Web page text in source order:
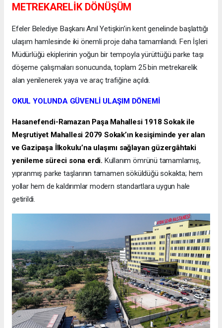
METREKARELİK DÖNÜŞÜM
Efeler Belediye Başkanı Anıl Yetişkin’in kent genelinde başlattığı
ulaşım hamlesinde iki önemli proje daha tamamlandı. Fen İşleri
Müdürlüğü ekiplerinin yoğun bir tempoyla yürüttüğü parke taşı
döşeme çalışmaları sonucunda, toplam 25 bin metrekarelik
alan yenilenerek yaya ve araç trafiğine açıldı.
OKUL YOLUNDA GÜVENLİ ULAŞIM DÖNEMİ
Hasanefendi-Ramazan Paşa Mahallesi 1918 Sokak ile
Meşrutiyet Mahallesi 2079 Sokak’ın kesişiminde yer alan
ve Gazipaşa İlkokulu’na ulaşımı sağlayan güzergâhtaki
yenileme süreci sona erdi. Kullanım ömrünü tamamlamış,
yıpranmış parke taşlarının tamamen söküldüğü sokakta; hem
yollar hem de kaldırımlar modern standartlara uygun hale
getirildi.